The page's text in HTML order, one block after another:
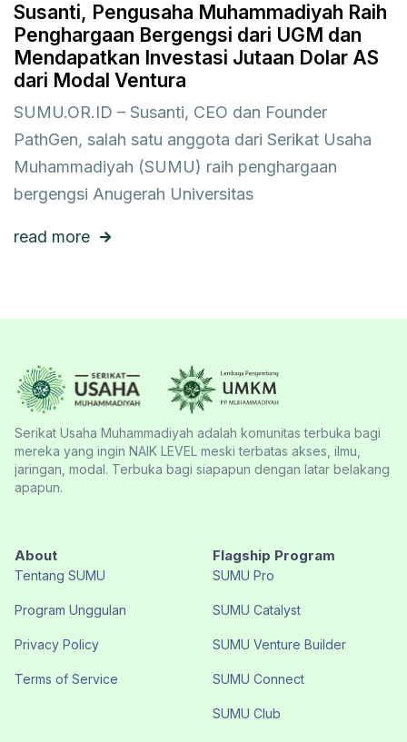
Susanti, Pengusaha Muhammadiyah Raih
Penghargaan Bergengsi dari UGM dan
Mendapatkan Investasi Jutaan Dolar AS
dari Modal Ventura
SUMU.OR.ID – Susanti, CEO dan Founder
PathGen, salah satu anggota dari Serikat Usaha
Muhammadiyah (SUMU) raih penghargaan
bergengsi Anugerah Universitas
read more
Serikat Usaha Muhammadiyah adalah komunitas terbuka bagi
mereka yang ingin NAIK LEVEL meski terbatas akses, ilmu,
jaringan, modal. Terbuka bagi siapapun dengan latar belakang
apapun.
About
Tentang SUMU
Program Unggulan
Privacy Policy
Terms of Service
Flagship Program
SUMU Pro
SUMU Catalyst
SUMU Venture Builder
SUMU Connect
SUMU Club